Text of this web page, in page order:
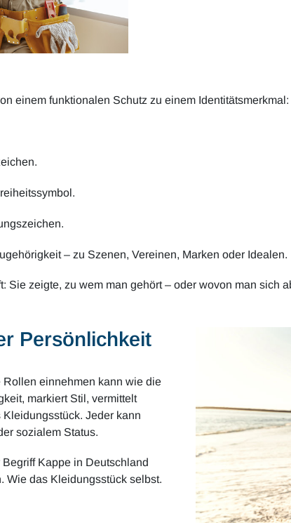
einem funktionalen Schutz zu einem Identitätsmerkmal:
– zu Szenen, Vereinen, Marken oder Idealen.
Sie zeigte, zu wem man gehört – oder wovon man sich
Persönlichkeit
einnehmen kann wie die
markiert Stil, vermittelt
Jeder kann
sozialem Status.
Kappe in Deutschland
Wie das Kleidungsstück selbst.